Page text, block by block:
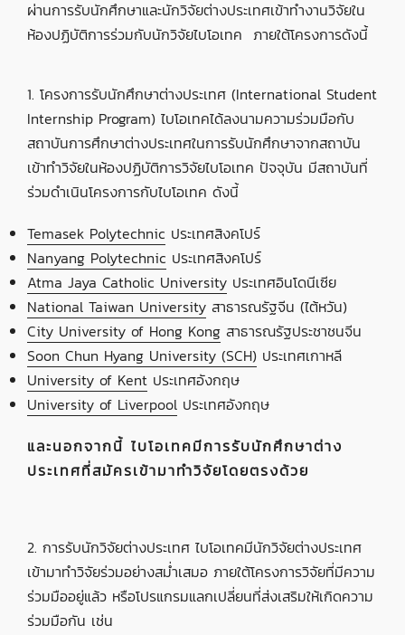
ผ่านการรับนักศึกษาและนักวิจัยต่างประเทศเข้าทำงานวิจัยใน
ห้องปฏิบัติการร่วมกับนักวิจัยไบโอเทค ภายใต้โครงการดังนี้
1. โครงการรับนักศึกษาต่างประเทศ (International Student
Internship Program) ไบโอเทคได้ลงนามความร่วมมือกับ
สถาบันการศึกษาต่างประเทศในการรับนักศึกษาจากสถาบัน
เข้าทำวิจัยในห้องปฏิบัติการวิจัยไบโอเทค ปัจจุบัน มีสถาบันที่
ร่วมดำเนินโครงการกับไบโอเทค ดังนี้
Temasek Polytechnic ประเทศสิงคโปร์
Nanyang Polytechnic ประเทศสิงคโปร์
Atma Jaya Catholic University ประเทศอินโดนีเซีย
National Taiwan University สาธารณรัฐจีน (ไต้หวัน)
City University of Hong Kong สาธารณรัฐประชาชนจีน
Soon Chun Hyang University (SCH) ประเทศเกาหลี
University of Kent ประเทศอังกฤษ
University of Liverpool ประเทศอังกฤษ
และนอกจากนี้ ไบโอเทคมีการรับนักศึกษาต่าง
ประเทศที่สมัครเข้ามาทำวิจัยโดยตรงด้วย
2. การรับนักวิจัยต่างประเทศ ไบโอเทคมีนักวิจัยต่างประเทศ
เข้ามาทำวิจัยร่วมอย่างสม่ำเสมอ ภายใต้โครงการวิจัยที่มีความ
ร่วมมืออยู่แล้ว หรือโปรแกรมแลกเปลี่ยนที่ส่งเสริมให้เกิดความ
ร่วมมือกัน เช่น